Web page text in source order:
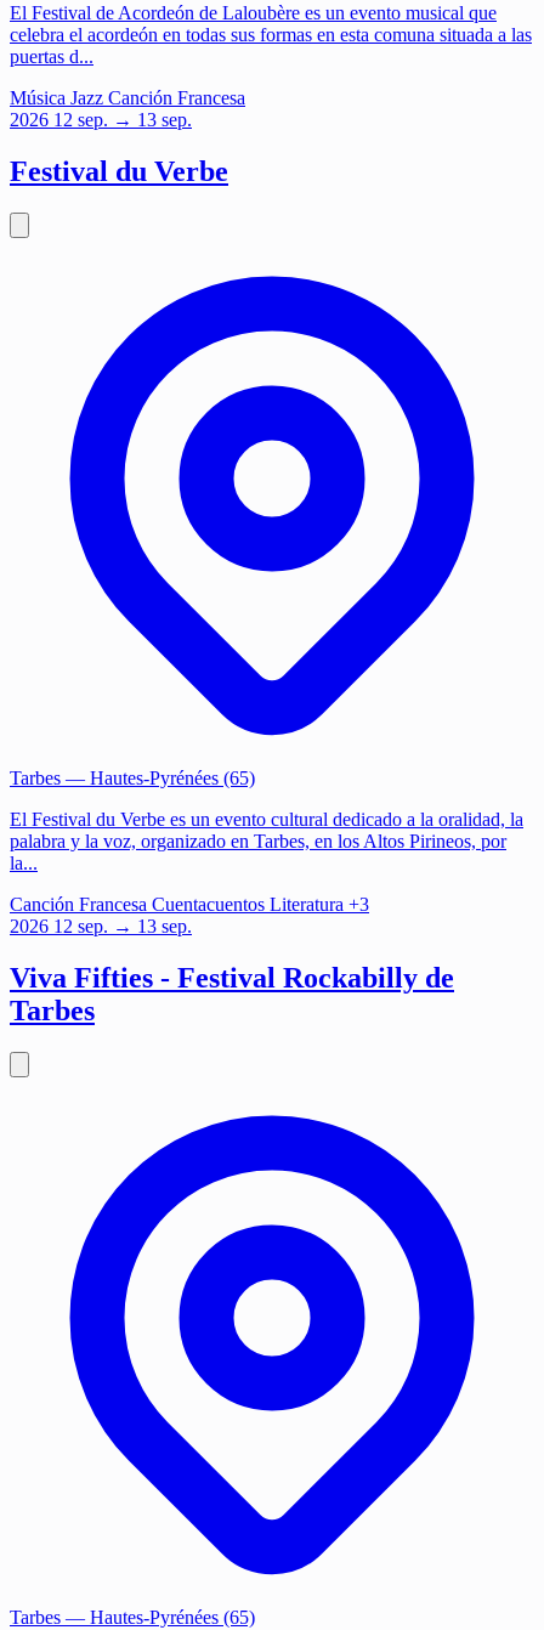
El Festival de Acordeón de Laloubère es un evento musical que
celebra el acordeón en todas sus formas en esta comuna situada a las
puertas d...
Música Jazz Canción Francesa
2026 12 sep. → 13 sep.
Festival du Verbe
Tarbes — Hautes-Pyrénées (65)
El Festival du Verbe es un evento cultural dedicado a la oralidad, la
palabra y la voz, organizado en Tarbes, en los Altos Pirineos, por
la...
Canción Francesa Cuentacuentos Literatura +3
2026 12 sep. → 13 sep.
Viva Fifties - Festival Rockabilly de
Tarbes
Tarbes — Hautes-Pyrénées (65)